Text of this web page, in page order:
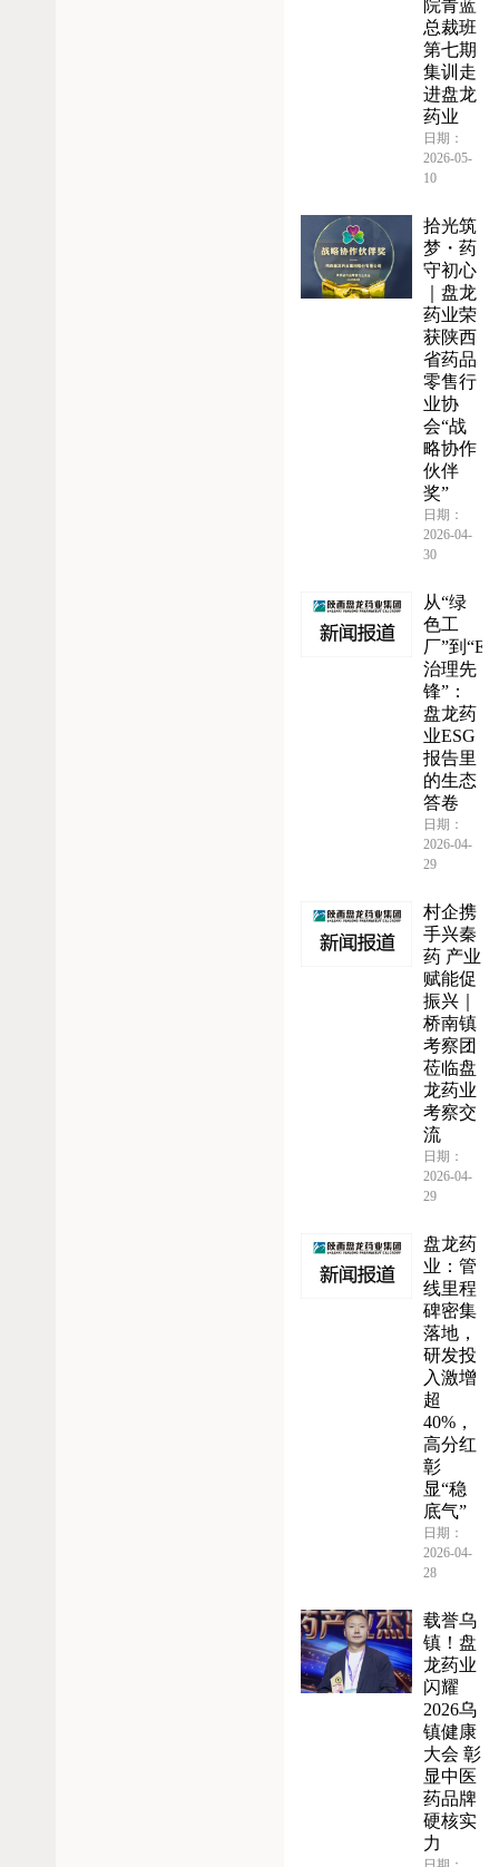
院青蓝
总裁班
第七期
集训走
进盘龙
药业
日期：
2026-05-
10
拾光筑
梦・药
守初心
｜盘龙
药业荣
获陕西
省药品
零售行
业协
会“战
略协作
伙伴
奖”
日期：
2026-04-
30
从“绿
色工
厂”到
治理先
锋”：
盘龙药
业ESG
报告里
的生态
答卷
日期：
2026-04-
29
村企携
手兴秦
药 产业
赋能促
振兴｜
桥南镇
考察团
莅临盘
龙药业
考察交
流
日期：
2026-04-
29
盘龙药
业：管
线里程
碑密集
落地，
研发投
入激增
超
40%，
高分红
彰
显“稳
底气”
日期：
2026-04-
28
载誉乌
镇！盘
龙药业
闪耀
2026乌
镇健康
大会 彰
显中医
药品牌
硬核实
力